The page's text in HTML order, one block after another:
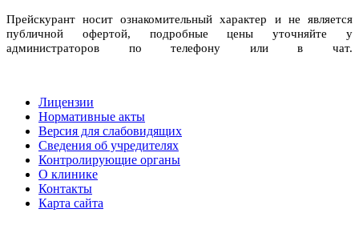
Прейскурант носит ознакомительный характер и не является
публичной офертой, подробные цены уточняйте у
администраторов по телефону или в чат.
Лицензии
Нормативные акты
Версия для слабовидящих
Сведения об учредителях
Контролирующие органы
О клинике
Контакты
Карта сайта